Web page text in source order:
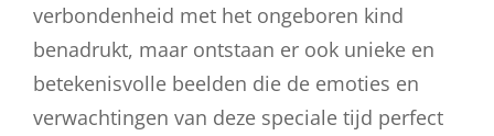
verbondenheid met het ongeboren kind
benadrukt, maar ontstaan er ook unieke en
betekenisvolle beelden die de emoties en
verwachtingen van deze speciale tijd perfect